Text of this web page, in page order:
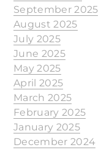
September 2025
August 2025
July 2025
June 2025
May 2025
April 2025
March 2025
February 2025
January 2025
December 2024